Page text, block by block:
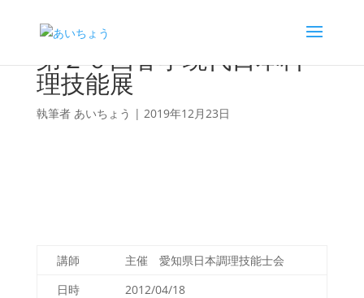
第２０回春季現代日本料
理技能展
執筆者 あいちょう | 2019年12月23日
講師
主催 愛知県日本調理技能士会
日時
2012/04/18